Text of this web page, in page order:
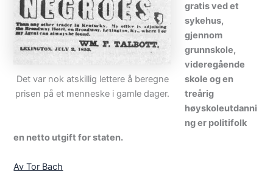
Det var nok atskillig lettere å beregne
prisen på et menneske i gamle dager.
gratis ved et
sykehus,
gjennom
grunnskole,
videregående
skole og en
treårig
høyskoleutdanni
ng er politifolk
en netto utgift for staten.
Av Tor Bach